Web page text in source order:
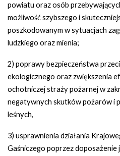
powiatu oraz osób
możliwość szybszego i
poszkodowanym w sytuacjach
ludzkiego oraz mienia;
2) poprawy bezpieczeństwa
ekologicznego oraz zwiększenia
ochotniczej straży pożarnej w
negatywnych skutków pożarów i
leśnych,
3) usprawnienia działania
Gaśniczego poprzez